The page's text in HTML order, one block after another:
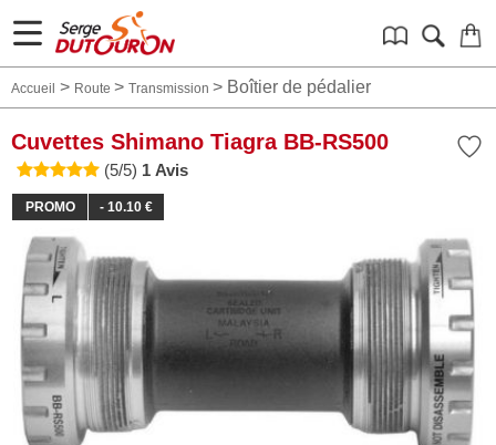
Accueil > Route > Transmission > Boîtier de pédalier
Cuvettes Shimano Tiagra BB-RS500
(5/5) 1 Avis
PROMO - 10.10 €